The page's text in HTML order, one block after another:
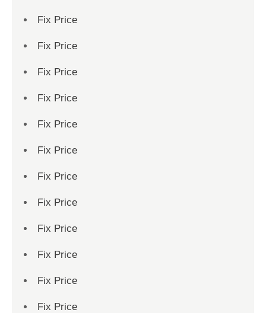
Fix Price
Fix Price
Fix Price
Fix Price
Fix Price
Fix Price
Fix Price
Fix Price
Fix Price
Fix Price
Fix Price
Fix Price